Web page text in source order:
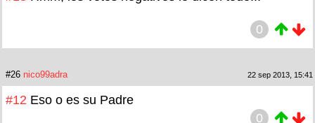
0
#26 nico99adra 22 sep 2013, 15:41
#12 Eso o es su Padre
0